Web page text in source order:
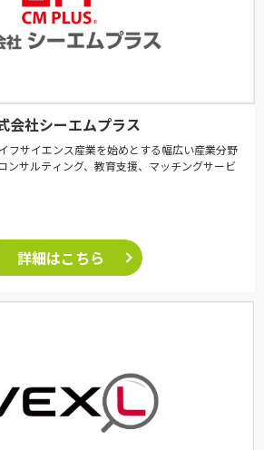
会社シーエムプラス
フサイエンス産業を始めとする幅広い産業分野
ンサルティング、教育支援、マッチングサービ
詳細はこちら